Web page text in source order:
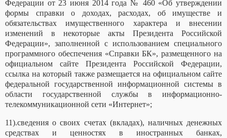
Федерации от 23 июня 2014 года № 460 «Об утверждении
формы справки о доходах, расходах, об имуществе и
обязательствах имущественного характера и внесении
изменений в некоторые акты Президента Российской
Федерации», заполненной с использованием специального
программного обеспечения «Справки БК», размещенного на
официальном сайте Президента Российской Федерации,
ссылка на который также размещается на официальном сайте
федеральной государственной информационной системы в
области государственной службы в информационно-
телекоммуникационной сети «Интернет»;
11).сведения о своих счетах (вкладах), наличных денежных
средствах и ценностях в иностранных банках,